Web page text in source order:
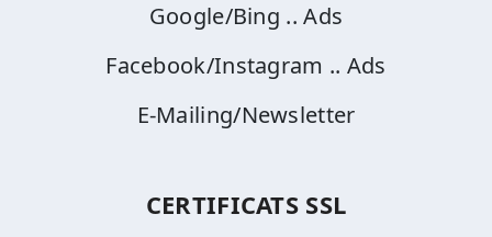
Google/Bing .. Ads
Facebook/Instagram .. Ads
E-Mailing/Newsletter
CERTIFICATS SSL